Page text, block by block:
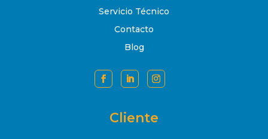
Servicio Técnico
Contacto
Blog
Cliente